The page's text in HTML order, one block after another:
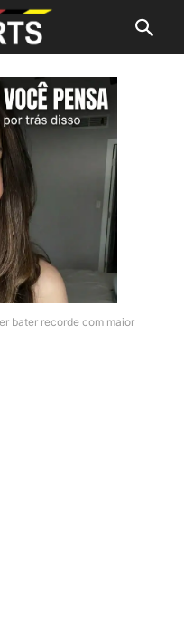
bater recorde com maior